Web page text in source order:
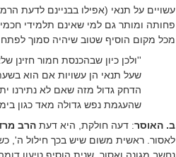
עשויים על תנאי (אפילו בבניינם לדעת
פחותה ומותר גם למי שאינם תלמידי
מכל מקום הוסיף שטוב שיהיה סמוך לפתח
''ולכן כיון שבהכנסת חמור חזינן
שעל תנאי הן עשויות אם הוא
הדחק גדול מזה שאם לא נתירנו
שהעגמת נפש גדולה מאד כגון
ב. האוסר: דעה חולקת, היא דעת הרב
לאסור. ראשית משום שיש בכך חילול ה',
נחשב מגונה ואסור. שנית הוסיף טיעון